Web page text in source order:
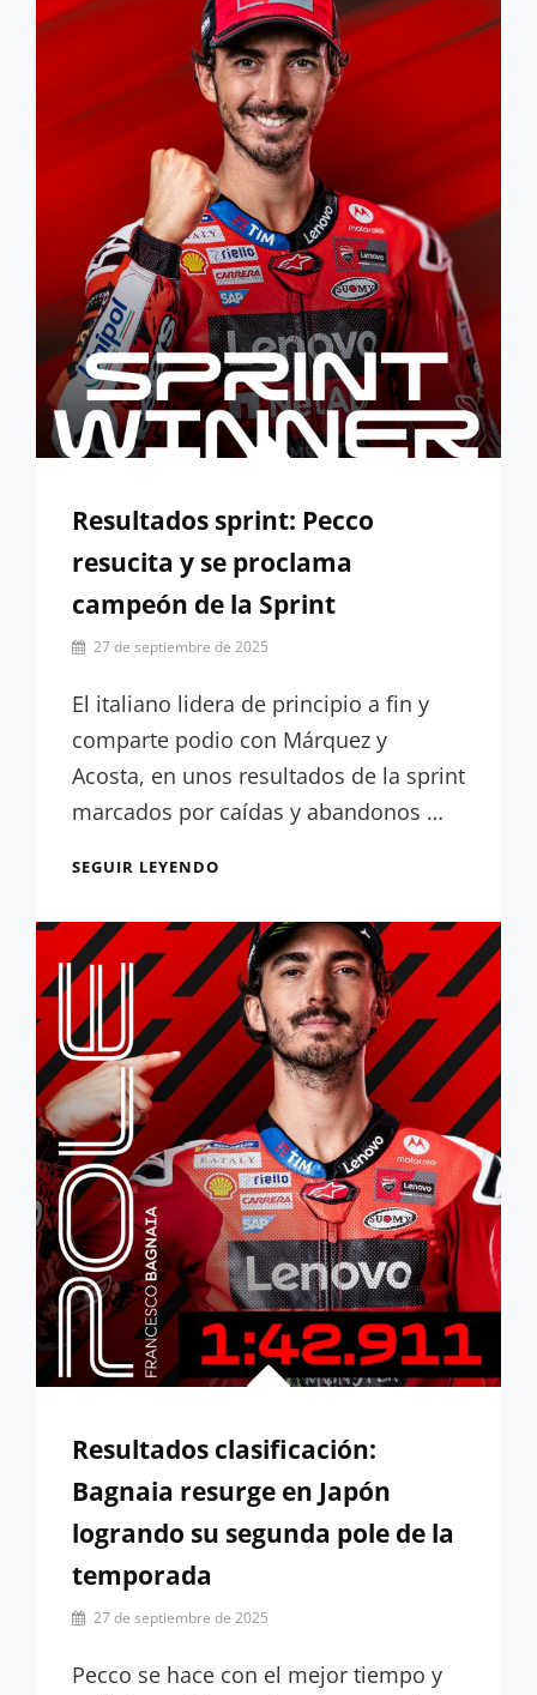
DOBLETE
EN
DUCATI
CON
TÍTULO
DE
MARC
Resultados sprint: Pecco
resucita y se proclama
campeón de la Sprint
Por
Rúa
27 de septiembre de 2025
El italiano lidera de principio a fin y
comparte podio con Márquez y
Acosta, en unos resultados de la sprint
marcados por caídas y abandonos …
SEGUIR LEYENDO
RESUCITA
Y
SE
PROCLAMA
CAMPEÓN
DE
LA
SPRINT
Resultados clasificación:
Bagnaia resurge en Japón
logrando su segunda pole de la
temporada
Por
Romero
27 de septiembre de 2025
Pecco se hace con el mejor tiempo y